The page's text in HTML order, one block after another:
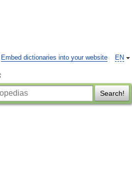
EN
Embed dictionaries into your website
Search!